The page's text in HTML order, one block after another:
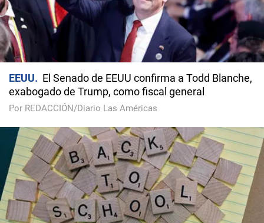
EEUU
El Senado de EEUU confirma a Todd Blanche,
exabogado de Trump, como fiscal general
Por REDACCIÓN/Diario Las Américas